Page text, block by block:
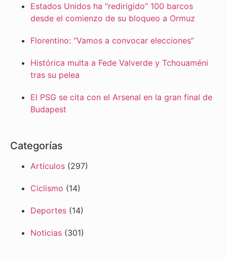
Estados Unidos ha “redirigido” 100 barcos
desde el comienzo de su bloqueo a Ormuz
Florentino: “Vamos a convocar elecciones”
Histórica multa a Fede Valverde y Tchouaméni
tras su pelea
El PSG se cita con el Arsenal en la gran final de
Budapest
Categorías
Artículos (297)
Ciclismo (14)
Deportes (14)
Noticias (301)